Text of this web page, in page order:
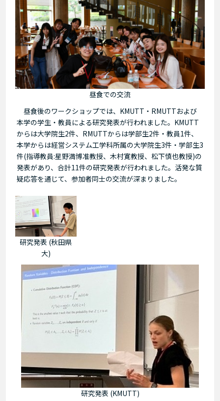
昼食での交流
昼食後のワークショップでは、KMUTT・RMUTTおよび
本学の学生・教員による研究発表が行われました。KMUTT
からは大学院生2件、RMUTTからは学部生2件・教員1件、
本学からは経営システム工学科所属の大学院生3件・学部生3
件(指導教員:星野満博准教授、木村寛教授、松下慎也教授)の
発表があり、合計11件の研究発表が行われました。活発な質
疑応答を通じて、参加者同士の交流が深まりました。
研究発表 (秋田県
大)
研究発表 (KMUTT)